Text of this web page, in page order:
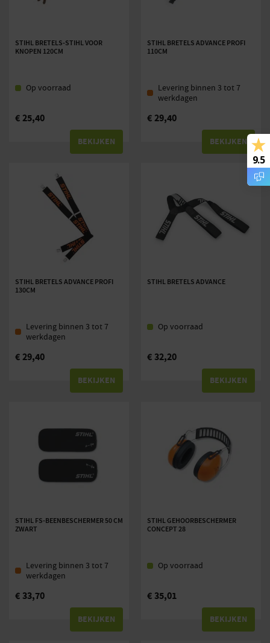
STIHL BRETELS-STIHL VOOR
KNOPEN 120CM
Op voorraad
€25,40
BEKIJKEN
STIHL BRETELS ADVANCE PROFI
110CM
Levering binnen 3 tot 7
werkdagen
€29,40
BEKIJKEN
STIHL BRETELS ADVANCE PROFI
130CM
Levering binnen 3 tot 7
werkdagen
€29,40
BEKIJKEN
STIHL BRETELS ADVANCE
Op voorraad
€32,20
BEKIJKEN
STIHL FS-BEENBESCHERMER 50 CM
ZWART
Levering binnen 3 tot 7
werkdagen
€33,70
BEKIJKEN
STIHL GEHOORBESCHERMER
CONCEPT 28
Op voorraad
€35,01
BEKIJKEN
9.5